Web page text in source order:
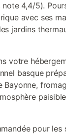
4,4/5).
avec ses
jardins
votre
basque
pour les